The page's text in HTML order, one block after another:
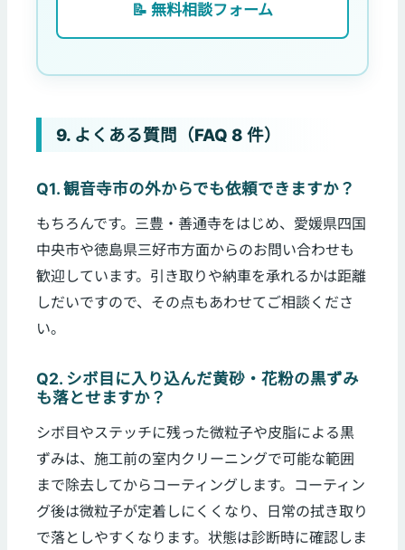
📝 無料相談フォーム
9. よくある質問（FAQ 8 件）
Q1. 観音寺市の外からでも依頼できますか？
もちろんです。三豊・善通寺をはじめ、愛媛県四国
中央市や徳島県三好市方面からのお問い合わせも
歓迎しています。引き取りや納車を承れるかは距離
しだいですので、その点もあわせてご相談くださ
い。
Q2. シボ目に入り込んだ黄砂・花粉の黒ずみ
も落とせますか？
シボ目やステッチに残った微粒子や皮脂による黒
ずみは、施工前の室内クリーニングで可能な範囲
まで除去してからコーティングします。コーティン
グ後は微粒子が定着しにくくなり、日常の拭き取り
で落としやすくなります。状態は診断時に確認しま